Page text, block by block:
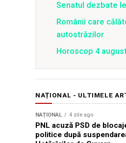
Senatul dezbate
Românii care
autostrăzilor
Horoscop 4
NAȚIONAL - ULTIMELE
NAȚIONAL 4 zile ago
PNL acuză PSD de
politice după